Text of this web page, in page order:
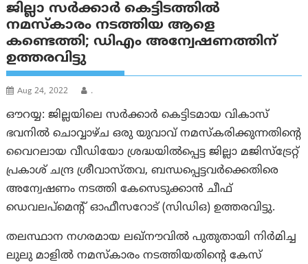
ജില്ലാ സർക്കാർ കെട്ടിടത്തിൽ
നമസ്‌കാരം നടത്തിയ ആളെ
കണ്ടെത്തി; ഡിഎം അന്വേഷണത്തിന്
ഉത്തരവിട്ടു
Aug 24, 2022 .
ഔറയ്യ: ജില്ലയിലെ സർക്കാർ കെട്ടിടമായ വികാസ്
ഭവനിൽ ചൊവ്വാഴ്ച ഒരു യുവാവ് നമസ്‌കരിക്കുന്നതിന്റെ
വൈറലായ വീഡിയോ ശ്രദ്ധയിൽപ്പെട്ട ജില്ലാ മജിസ്‌ട്രേറ്റ്
പ്രകാശ് ചന്ദ്ര ശ്രീവാസ്തവ, ബന്ധപ്പെട്ടവർക്കെതിരെ
അന്വേഷണം നടത്തി കേസെടുക്കാൻ ചീഫ്
ഡെവലപ്‌മെന്റ് ഓഫീസറോട് (സിഡിഒ) ഉത്തരവിട്ടു.
തലസ്ഥാന നഗരമായ ലഖ്‌നൗവിൽ പുതുതായി നിർമിച്ച
ലുലു മാളിൽ നമസ്‌കാരം നടത്തിയതിന്റെ കേസ്